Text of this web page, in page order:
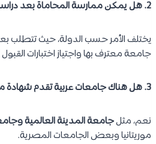
2. هل يمكن ممارسة المحاماة بعد دراسة القانون عن بعد؟
يختلف الأمر حسب الدولة، حيث تتطلب
جامعة معترف بها واجتياز اختبارات
3. هل هناك جامعات عربية تقدم شهادة معتمدة في القانون عن بعد؟
نعم، مثلجامعة المدينة العالمية
موريتانيا وبعض الجامعات المصرية.